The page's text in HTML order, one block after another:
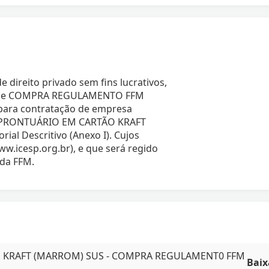
direito privado sem fins lucrativos,
REGULAMENTO FFM
contratação de empresa
EM CARTÃO KRAFT
Descritivo (Anexo I). Cujos
e que será regido
FFM.
(MARROM) SUS - COMPRA REGULAMENT0 FFM